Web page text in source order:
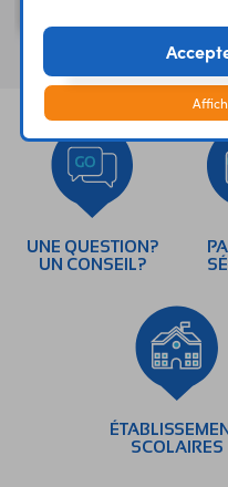
UNE QUESTION?
UN CONSEIL?
SCOLAIRES